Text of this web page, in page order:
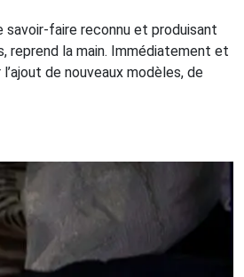
savoir-faire reconnu et produisant
reprend la main. Immédiatement et
de nouveaux modèles, de